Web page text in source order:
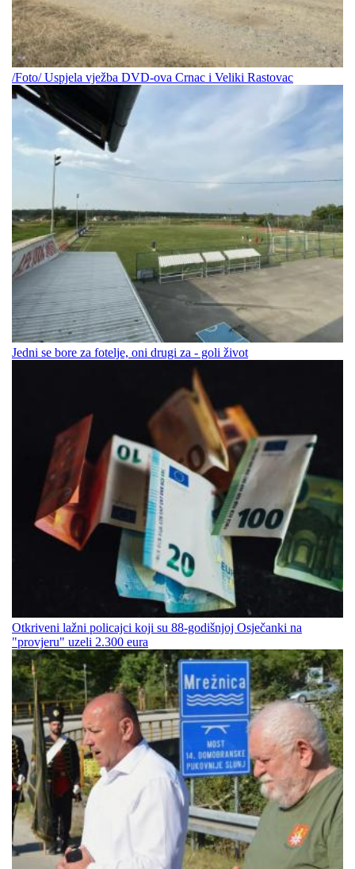
/Foto/ Uspjela vježba DVD-ova Crnac i Veliki Rastovac
Jedni se bore za fotelje, oni drugi za - goli život
Otkriveni lažni policajci koji su 88-godišnjoj Osječanki na
"provjeru" uzeli 2.300 eura